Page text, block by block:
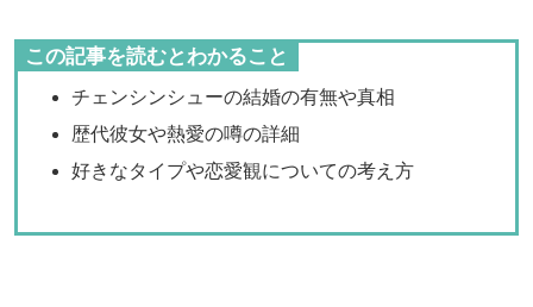
この記事を読むとわかること
チェンシンシューの結婚の有無や真相
歴代彼女や熱愛の噂の詳細
好きなタイプや恋愛観についての考え方